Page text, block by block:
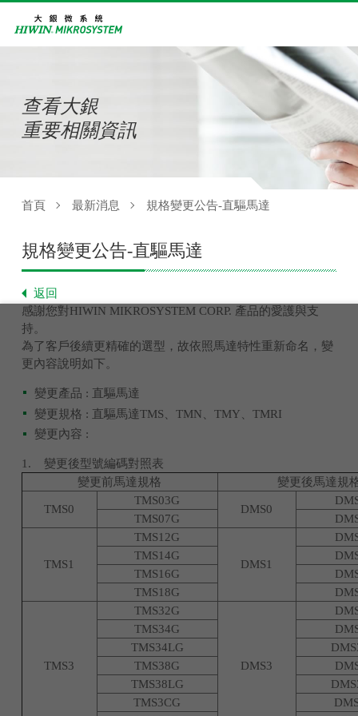
查看大銀
重要相關資訊
首頁 最新消息 規格變更公告-直驅馬達
規格變更公告-直驅馬達
返回
感謝您對HIWIN MIKROSYSTEM CORP. 產品的愛護與支
持。
為了客戶後續更精確的選型，故依照馬達特性重新命名，變
更內容說明如下。
變更產品 : 直驅馬達
變更規格 : 直驅馬達TMS、TMN、TMY、TMRI
變更內容 :
1. 變更後型號編碼對照表
變更前馬達規格
變更後馬達規
TMS0
TMS03G
DMS0
TMS07G
TMS1
TMS12G
DMS1
TMS14G
TMS16G
TMS18G
TMS3
TMS32G
DMS3
TMS34G
TMS34LG
TMS38G
TMS38LG
TMS3CG